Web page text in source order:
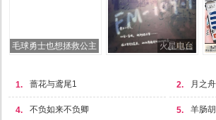
毛球勇士也想拯救公主 火星电台
1. 蔷花与鸢尾1 2. 月之舟
4. 不负如来不负卿 5. 羊肠